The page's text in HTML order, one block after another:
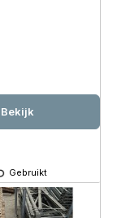
Bekijk
Gebruikt